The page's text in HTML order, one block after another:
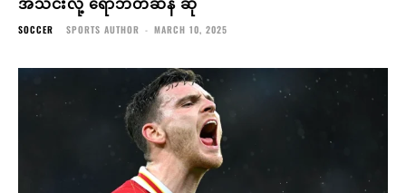
SOCCER SPORTS AUTHOR - MARCH 10, 2025